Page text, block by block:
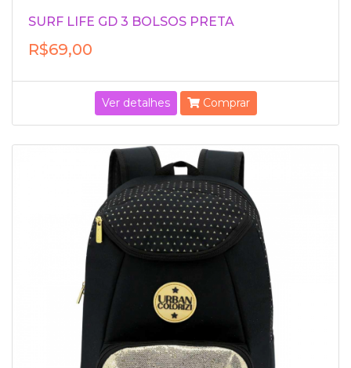
SURF LIFE GD 3 BOLSOS PRETA
R$69,00
Ver detalhes Comprar